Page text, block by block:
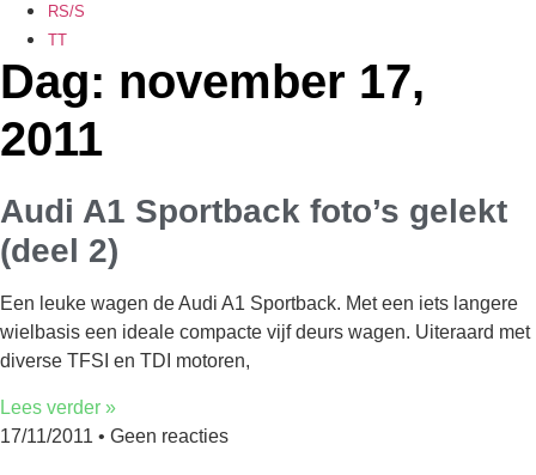
RS/S
TT
Dag: november 17,
2011
Audi A1 Sportback foto’s gelekt
(deel 2)
Een leuke wagen de Audi A1 Sportback. Met een iets langere
wielbasis een ideale compacte vijf deurs wagen. Uiteraard met
diverse TFSI en TDI motoren,
Lees verder »
17/11/2011
Geen reacties